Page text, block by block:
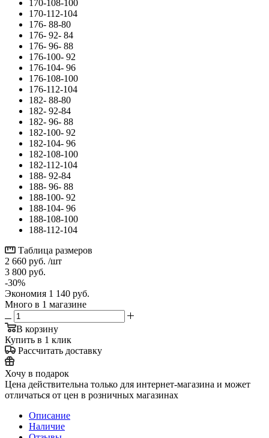
170-108-100
170-112-104
176- 88-80
176- 92- 84
176- 96- 88
176-100- 92
176-104- 96
176-108-100
176-112-104
182- 88-80
182- 92-84
182- 96- 88
182-100- 92
182-104- 96
182-108-100
182-112-104
188- 92-84
188- 96- 88
188-100- 92
188-104- 96
188-108-100
188-112-104
Таблица размеров
2 660 руб. /шт
3 800 руб.
-30%
Экономия 1 140 руб.
Много в 1 магазине
В корзину
Купить в 1 клик
Рассчитать доставку
Хочу в подарок
Цена действительна только для интернет-магазина и может
отличаться от цен в розничных магазинах
Описание
Наличие